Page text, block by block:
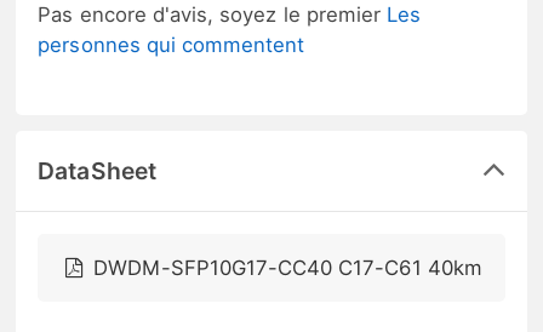
Pas encore d'avis, soyez le premier Les
personnes qui commentent
DataSheet
DWDM-SFP10G17-CC40 C17-C61 40km